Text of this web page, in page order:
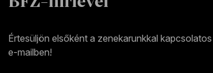
Értesüljön elsőként a zenekarunkkal
e-mailben!